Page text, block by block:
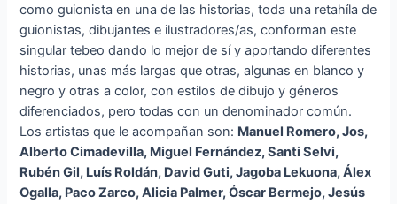
como guionista en una de las historias, toda una retahíla de
guionistas, dibujantes e ilustradores/as, conforman este
singular tebeo dando lo mejor de sí y aportando diferentes
historias, unas más largas que otras, algunas en blanco y
negro y otras a color, con estilos de dibujo y géneros
diferenciados, pero todas con un denominador común.
Los artistas que le acompañan son: Manuel Romero, Jos,
Alberto Cimadevilla, Miguel Fernández, Santi Selvi,
Rubén Gil, Luís Roldán, David Guti, Jagoba Lekuona, Álex
Ogalla, Paco Zarco, Alicia Palmer, Óscar Bermejo, Jesús